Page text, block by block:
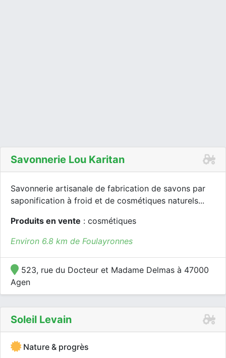
Savonnerie Lou Karitan
Savonnerie artisanale de fabrication de savons par
saponification à froid et de cosmétiques naturels...
Produits en vente : cosmétiques
Environ 6.8 km de Foulayronnes
523, rue du Docteur et Madame Delmas à 47000
Agen
Soleil Levain
Nature & progrès